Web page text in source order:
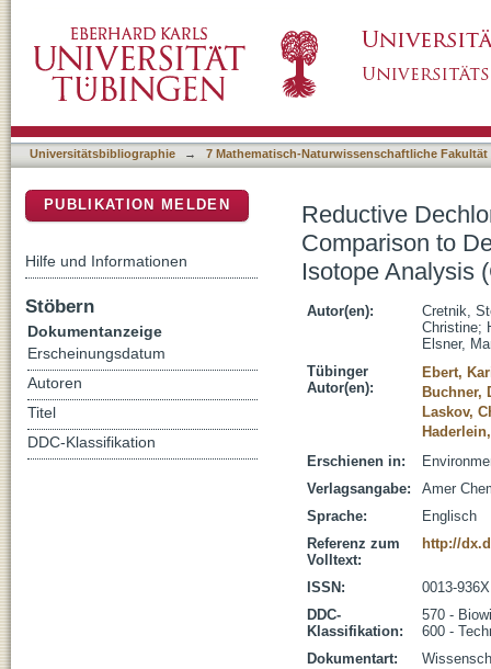
Bacteria: Insights from Dual Element
Universitätsbibliographie → 7 Mathematisch-Naturwissenschaftliche Fakultät
Reductive
Comparison to
Isotope Analysis
Autor(en):
Cretnik,
Christine;
Elsner,
Tübinger
Autor(en):
Ebert,
Buchner,
Laskov,
Erschienen in:
Verlagsangabe:
Amer
Sprache:
Englisch
Referenz zum
Volltext:
http://
ISSN:
0013-936X
DDC-
Klassifikation:
570 -
600 -
Dokumentart:
PUBLIKATION MELDEN
Hilfe und Informationen
Stöbern
Dokumentanzeige
Erscheinungsdatum
Autoren
Titel
DDC-Klassifikation